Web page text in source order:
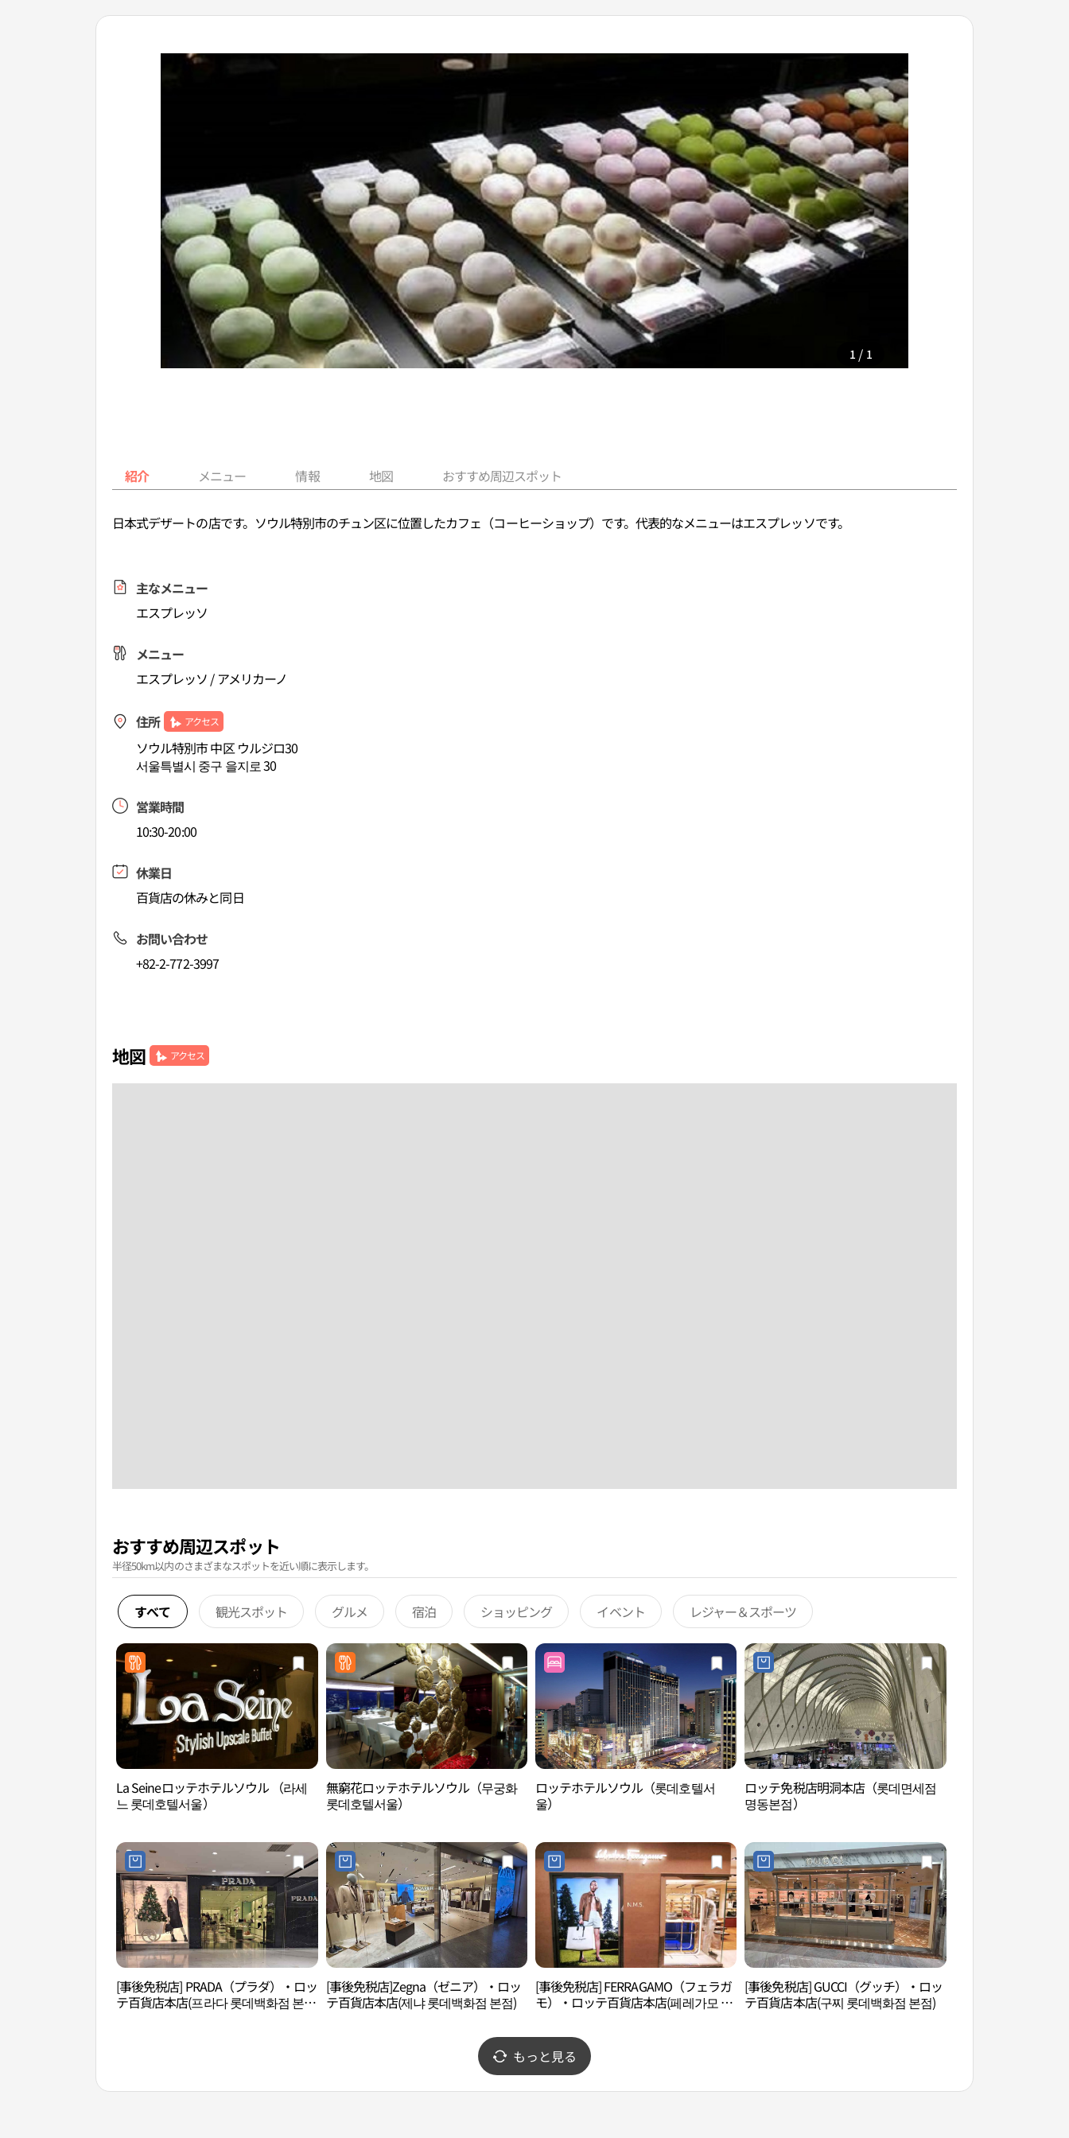
1 / 1
紹介 メニュー 情報 地図 おすすめ周辺スポット
日本式デザートの店です。ソウル特別市のチュン区に位置したカフェ（コーヒーショップ）です。代表的なメニューはエスプレッソです。
主なメニュー
エスプレッソ
メニュー
エスプレッソ / アメリカーノ
住所 アクセス
ソウル特別市 中区 ウルジロ30
서울특별시 중구 을지로 30
営業時間
10:30-20:00
休業日
百貨店の休みと同日
お問い合わせ
+82-2-772-3997
地図 アクセス
おすすめ周辺スポット
半径50km以内のさまざまなスポットを近い順に表示します。
すべて 観光スポット グルメ 宿泊 ショッピング イベント レジャー＆スポーツ
La Seineロッテホテルソウル （라세
느 롯데호텔서울）
無窮花ロッテホテルソウル（무궁화
롯데호텔서울）
ロッテホテルソウル（롯데호텔서
울）
ロッテ免税店明洞本店（롯데면세점
명동본점）
[事後免税店] PRADA（プラダ）・ロッ
テ百貨店本店(프라다 롯데백화점 본
[事後免税店]Zegna（ゼニア）・ロッ
テ百貨店本店(제냐 롯데백화점 본점)
[事後免税店] FERRAGAMO（フェラガ
モ）・ロッテ百貨店本店(페레가모 롯
[事後免税店] GUCCI（グッチ）・ロッ
テ百貨店本店(구찌 롯데백화점 본점)
もっと見る